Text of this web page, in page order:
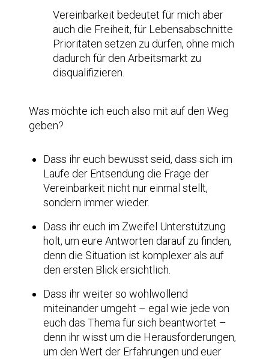
Vereinbarkeit bedeutet für mich aber
auch die Freiheit, für Lebensabschnitte
Prioritäten setzen zu dürfen, ohne mich
dadurch für den Arbeitsmarkt zu
disqualifizieren.
Was möchte ich euch also mit auf den Weg
geben?
Dass ihr euch bewusst seid, dass sich im
Laufe der Entsendung die Frage der
Vereinbarkeit nicht nur einmal stellt,
sondern immer wieder.
Dass ihr euch im Zweifel Unterstützung
holt, um eure Antworten darauf zu finden,
denn die Situation ist komplexer als auf
den ersten Blick ersichtlich.
Dass ihr weiter so wohlwollend
miteinander umgeht – egal wie jede von
euch das Thema für sich beantwortet –
denn ihr wisst um die Herausforderungen,
um den Wert der Erfahrungen und euer